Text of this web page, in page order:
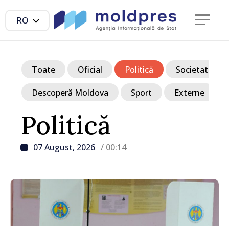
RO
Politică
07 August, 2026 / 00:14
Toate Oficial Politică Societate
Descoperă Moldova Sport Externe